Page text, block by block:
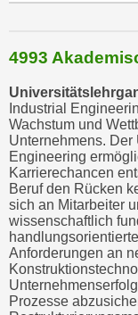
4993
Industrial
Wachstum und
Unternehmens. Der
Engineering
Karrierechancen
Beruf den Rücken
sich an Mitarbeiter
wissenschaftlich
Anforderungen an
Prozesse